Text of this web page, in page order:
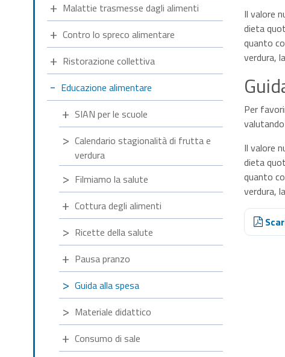
Il valore
dieta
quanto
verdura,
Per
Il valore
dieta
quanto
verdura,
Malattie trasmesse dagli alimenti
Contro lo spreco alimentare
Ristorazione collettiva
Educazione alimentare
SIAN per le scuole
Calendario stagionalità di frutta e
verdura
Filmiamo la salute
Cottura degli alimenti
Ricette della salute
Pausa pranzo
Guida alla spesa
Materiale didattico
Consumo di sale